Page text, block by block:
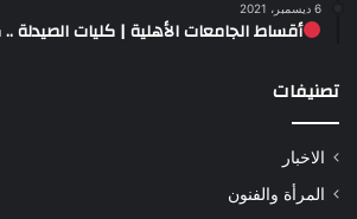
6 ديسمبر، 2021
أقساط الجامعات الأهلية | كليات الصيدلة
تصنيفات
الاخبار
المرأة والفنون